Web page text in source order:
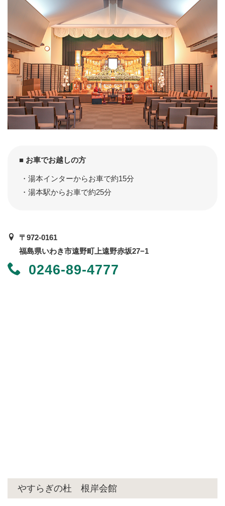
■ お車でお越しの方
湯本インターからお車で約15分
湯本駅からお車で約25分
〒972-0161
福島県いわき市遠野町上遠野赤坂27−1
0246-89-4777
やすらぎの杜 根岸会館